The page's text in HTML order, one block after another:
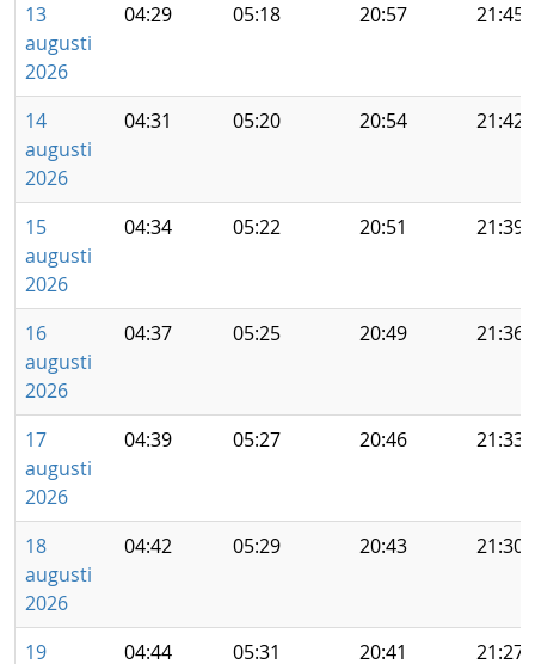
13
augusti
2026
04:29 05:18 20:57 21:45
14
augusti
2026
04:31 05:20 20:54 21:42
15
augusti
2026
04:34 05:22 20:51 21:39
16
augusti
2026
04:37 05:25 20:49 21:36
17
augusti
2026
04:39 05:27 20:46 21:33
18
augusti
2026
04:42 05:29 20:43 21:30
19
04:44 05:31 20:41 21:27